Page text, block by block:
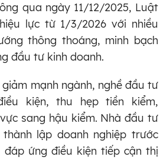
qua ngày 11/12/2025, Luật
lực từ 1/3/2026 với nhiều
thông thoáng, minh bạch
đầu tư kinh doanh.
mạnh ngành, nghề đầu tư
kiện, thu hẹp tiền kiểm,
sang hậu kiểm. Nhà đầu tư
lập doanh nghiệp trước
đáp ứng điều kiện tiếp cận thị